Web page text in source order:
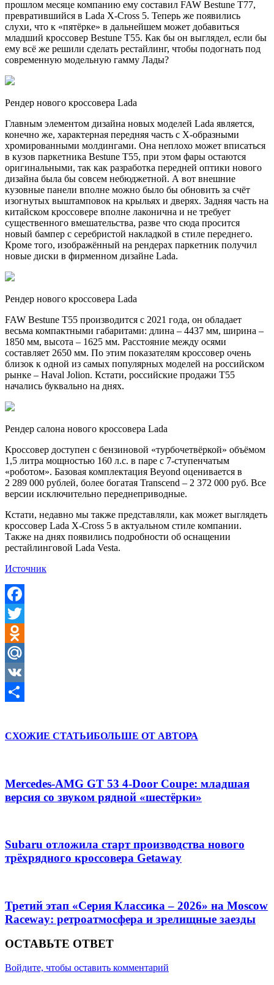
прошлом месяце компанию ему составил FAW Bestune T77,
превратившийся в Lada X-Cross 5. Теперь же появились
слухи, что к «пятёрке» в дальнейшем может добавиться
младший кроссовер Bestune T55. Как бы он выглядел, если бы
ему всё же решили сделать рестайлинг, чтобы подогнать под
современную модельную гамму Лады?
Рендер нового кроссовера Lada
Главным элементом дизайна новых моделей Lada является,
конечно же, характерная передняя часть с Х-образными
хромированными молдингами. Она неплохо может вписаться
в кузов паркетника Bestune Т55, при этом фары остаются
оригинальными, так как разработка передней оптики нового
дизайна была бы совсем небюджетной. А вот внешние
кузовные панели вполне можно было бы обновить за счёт
изогнутых выштамповок на крыльях и дверях. Задняя часть на
китайском кроссовере вполне лаконична и не требует
существенного вмешательства, разве что сюда просится
новый бампер с серебристой накладкой в стиле переднего.
Кроме того, изображённый на рендерах паркетник получил
новые диски в фирменном дизайне Lada.
Рендер нового кроссовера Lada
FAW Bestune T55 производится с 2021 года, он обладает
весьма компактными габаритами: длина – 4437 мм, ширина –
1850 мм, высота – 1625 мм. Расстояние между осями
составляет 2650 мм. По этим показателям кроссовер очень
близок к одной из самых популярных моделей на российском
рынке – Haval Jolion. Кстати, российские продажи Т55
начались буквально на днях.
Рендер салона нового кроссовера Lada
Кроссовер доступен с бензиновой «турбочетвёркой» объёмом
1,5 литра мощностью 160 л.с. в паре с 7-ступенчатым
«роботом». Базовая комплектация Beyond оценивается в
2 289 000 рублей, более богатая Transcend – 2 372 000 руб. Все
версии исключительно переднеприводные.
Кстати, недавно мы также представляли, как может выглядеть
кроссовер Lada X-Cross 5 в актуальном стиле компании.
Также на днях появились подробности об оснащении
рестайлинговой Lada Vesta.
Источник
Facebook
Twitter
Odnoklassniki
Mail.Ru
VK
СХОЖИЕ СТАТЬИБОЛЬШЕ ОТ АВТОРА
Mercedes-AMG GT 53 4-Door Coupe: младшая
версия со звуком рядной «шестёрки»
Subaru отложила старт производства нового
трёхрядного кроссовера Getaway
Третий этап «Серия Классика – 2026» на Moscow
Raceway: ретроатмосфера и зрелищные заезды
ОСТАВЬТЕ ОТВЕТ
Войдите, чтобы оставить комментарий